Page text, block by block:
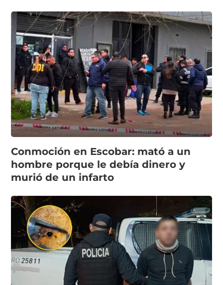
Conmoción en Escobar: mató a un
hombre porque le debía dinero y
murió de un infarto